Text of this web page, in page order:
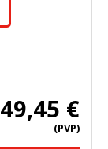
49,45 €
(PVP)